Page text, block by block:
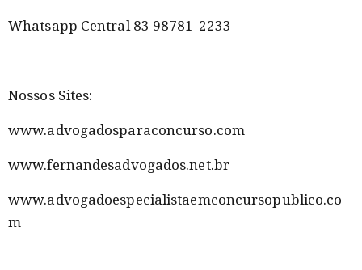
Whatsapp Central 83 98781-2233
Nossos Sites:
www.advogadosparaconcurso.com
www.fernandesadvogados.net.br
www.advogadoespecialistaemconcursopublico.co
m